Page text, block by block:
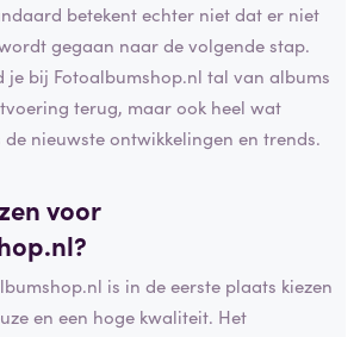
betekent echter niet dat er niet
gegaan naar de volgende stap.
je bij Fotoalbumshop.nl tal van albums
terug, maar ook heel wat
nieuwste ontwikkelingen en trends.
voor
is in de eerste plaats kiezen
en een hoge kwaliteit. Het